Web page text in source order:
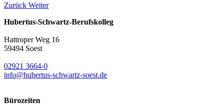
Zurück Weiter
Hubertus-Schwartz-Berufskolleg
Hattroper Weg 16
59494 Soest
02921 3664-0
info@hubertus-schwartz-soest.de
Bürozeiten